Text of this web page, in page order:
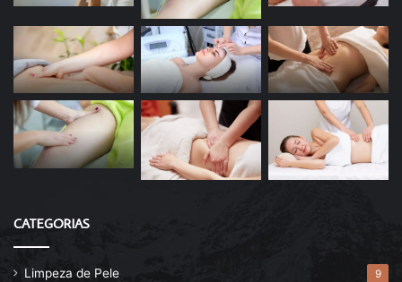
CATEGORIAS
Limpeza de Pele 9